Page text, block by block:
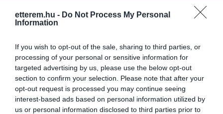
etterem.hu - Do Not Process My Personal
Information
If you wish to opt-out of the sale, sharing to third parties, or
processing of your personal or sensitive information for
targeted advertising by us, please use the below opt-out
section to confirm your selection. Please note that after your
opt-out request is processed you may continue seeing
interest-based ads based on personal information utilized by
us or personal information disclosed to third parties prior to
Mezzo Caffe Döner Bar
Kávézó
Étterem